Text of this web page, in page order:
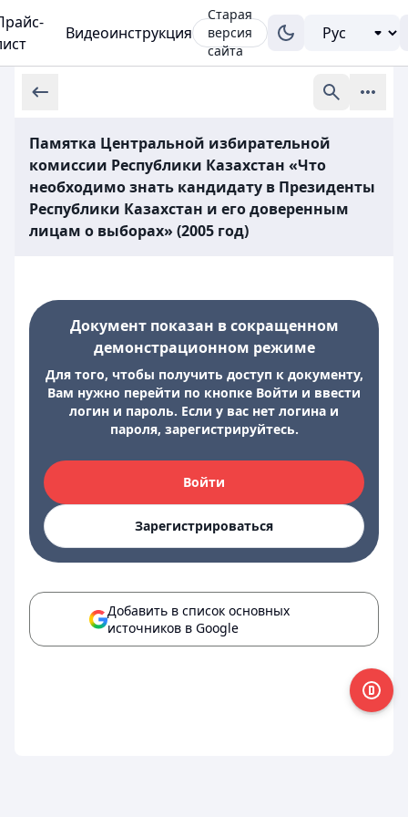
Видеоинструкция
Старая
версия
сайта
Памятка Центральной избирательной
комиссии Республики Казахстан «Что
необходимо знать кандидату в Президенты
Республики Казахстан и его доверенным
лицам о выборах» (2005 год)
Документ показан в сокращенном
демонстрационном режиме
Для того, чтобы получить доступ к документу,
Вам нужно перейти по кнопке Войти и ввести
логин и пароль. Если у вас нет логина и
пароля, зарегистрируйтесь.
Войти
Зарегистрироваться
Добавить в список основных
источников в Google